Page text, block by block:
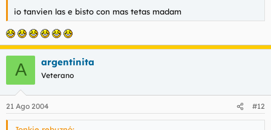
io tanvien las e bisto con mas tetas madam
A argentinita
Veterano
21 Ago 2004 #12